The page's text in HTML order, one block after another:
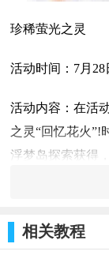
珍稀萤光之灵
活动时间：7月
活动内容：在活
之灵“回忆花火”!
浮梦岛探索获得
白樱”，最后一
相关教程